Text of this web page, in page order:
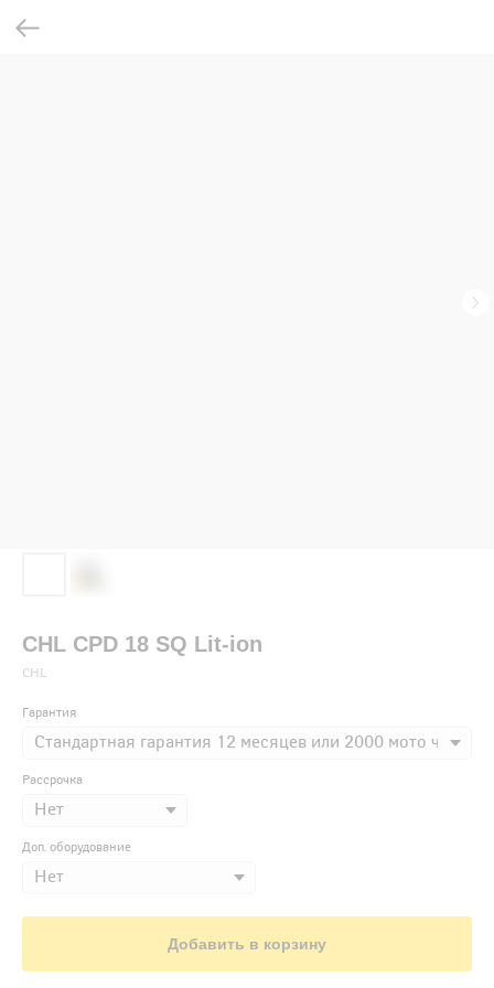
CHL CPD 18 SQ Lit-ion
CHL
Гарантия
Рассрочка
Доп. оборудование
Добавить в корзину